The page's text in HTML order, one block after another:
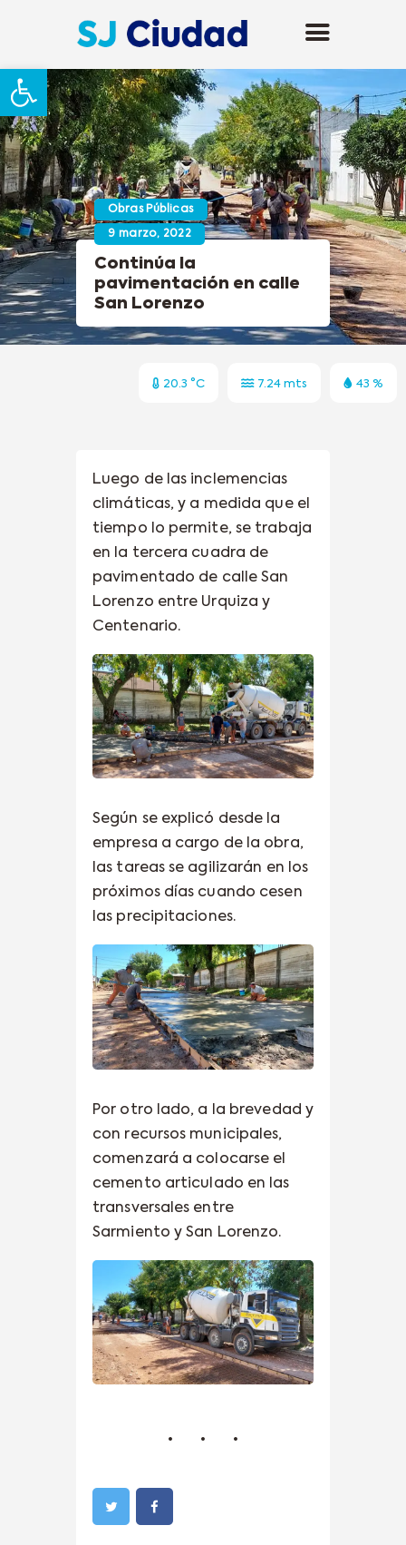
Abrir barra de herramientas
Obras Públicas
9 marzo, 2022
Continúa la
pavimentación en calle
San Lorenzo
20.3 °C 7.24 mts 43 %
Luego de las inclemencias
climáticas, y a medida que el
tiempo lo permite, se trabaja
en la tercera cuadra de
pavimentado de calle San
Lorenzo entre Urquiza y
Centenario.
Según se explicó desde la
empresa a cargo de la obra,
las tareas se agilizarán en los
próximos días cuando cesen
las precipitaciones.
Por otro lado, a la brevedad y
con recursos municipales,
comenzará a colocarse el
cemento articulado en las
transversales entre
Sarmiento y San Lorenzo.